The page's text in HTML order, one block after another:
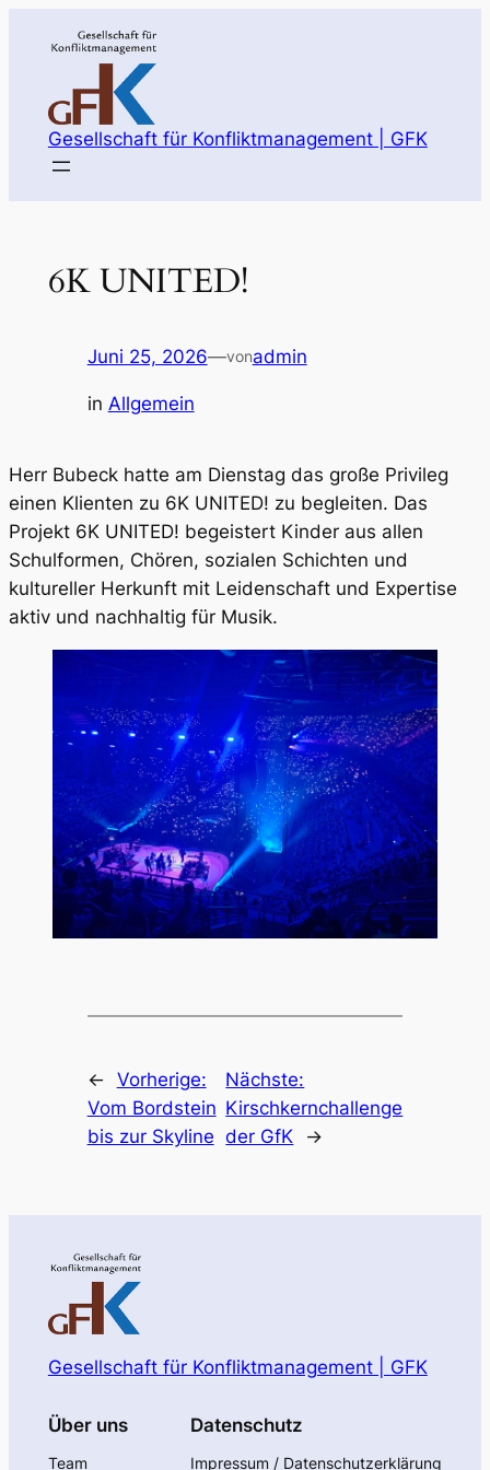
Inhalt
Gesellschaft für Konfliktmanagement | GFK
6K UNITED!
Juni 25, 2026—vonadmin
in Allgemein
Herr Bubeck hatte am Dienstag das große Privileg
einen Klienten zu 6K UNITED! zu begleiten. Das
Projekt 6K UNITED! begeistert Kinder aus allen
Schulformen, Chören, sozialen Schichten und
kultureller Herkunft mit Leidenschaft und Expertise
aktiv und nachhaltig für Musik.
← Vorherige:
Vom Bordstein
bis zur Skyline
Nächste:
Kirschkernchallenge
der GfK
→
Gesellschaft für Konfliktmanagement | GFK
Über uns
Team
Datenschutz
Impressum / Datenschutzerklärung